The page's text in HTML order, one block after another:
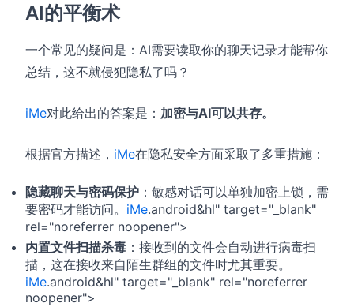
AI的平衡术
一个常见的疑问是：AI需要读取你的聊天记录才能帮你
总结，这不就侵犯隐私了吗？
iMe对此给出的答案是： 加密与AI可以共存。
根据官方描述， iMe在隐私安全方面采取了多重措施：
隐藏聊天与密码保护 ：敏感对话可以单独加密上锁，需
要密码才能访问。 iMe.android&hl" target="_blank"
rel="noreferrer noopener">
内置文件扫描杀毒 ：接收到的文件会自动进行病毒扫
描，这在接收来自陌生群组的文件时尤其重要。
iMe.android&hl" target="_blank" rel="noreferrer
noopener">